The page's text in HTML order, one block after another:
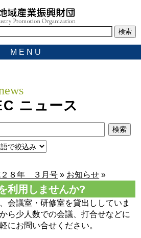
MENU
ニュース
２８年 ３月号 » お知らせ »
利用しませんか?
会議室・研修室を貸出ししていま
ら少人数での会議、打合せなどに
にお問い合せください。